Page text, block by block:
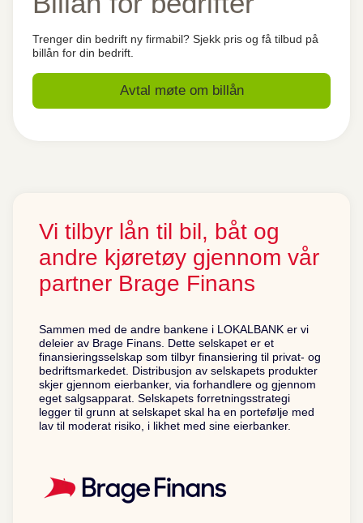
Trenger din bedrift ny firmabil? Sjekk pris og få tilbud på
billån for din bedrift.
Avtal møte om billån
Vi tilbyr lån til bil, båt og
andre kjøretøy gjennom vår
partner Brage Finans
Sammen med de andre bankene i LOKALBANK er vi
deleier av Brage Finans. Dette selskapet er et
finansieringsselskap som tilbyr finansiering til privat- og
bedriftsmarkedet. Distribusjon av selskapets produkter
skjer gjennom eierbanker, via forhandlere og gjennom
eget salgsapparat. Selskapets forretningsstrategi
legger til grunn at selskapet skal ha en portefølje med
lav til moderat risiko, i likhet med sine eierbanker.